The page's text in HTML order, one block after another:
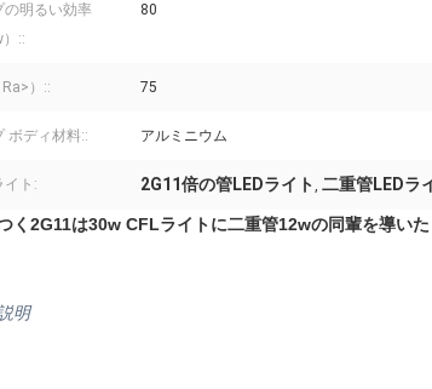
の明るい効率
）::
80
Ra>）:: 75
ボディ材料:: アルミニウム
イト: 2G11倍の管LEDライト, 二重管LEDラ
く2G11は30w CFLライトに二重管12wの同輩を導いた
明